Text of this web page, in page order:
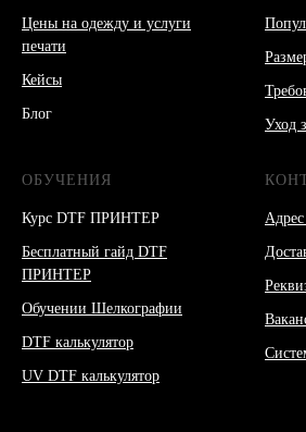
Цены на одежду и услуги
печати
Кейсы
Блог
Уход
ОБУЧЕНИЯ
Курс DTF ПРИНТЕР
Бесплатный гайд DTF
ПРИНТЕР
Обучении Шелкографии
DTF калькулятор
UV DTF калькулятор